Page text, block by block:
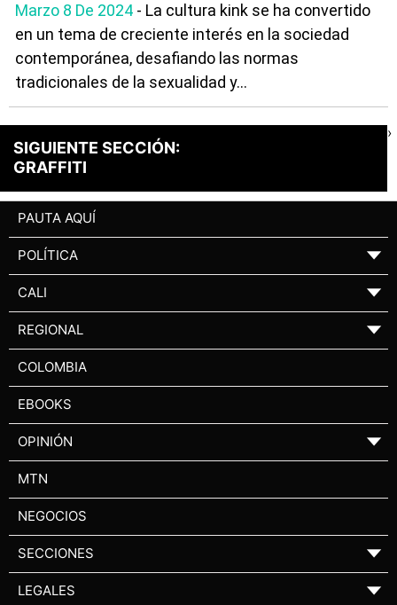
Marzo 8 De 2024 - La cultura kink se ha convertido
en un tema de creciente interés en la sociedad
contemporánea, desafiando las normas
tradicionales de la sexualidad y...
SIGUIENTE SECCIÓN:
GRAFFITI
›
PAUTA AQUÍ
POLÍTICA ▼
CALI ▼
REGIONAL ▼
COLOMBIA
EBOOKS
OPINIÓN ▼
MTN
NEGOCIOS
SECCIONES ▼
LEGALES ▼